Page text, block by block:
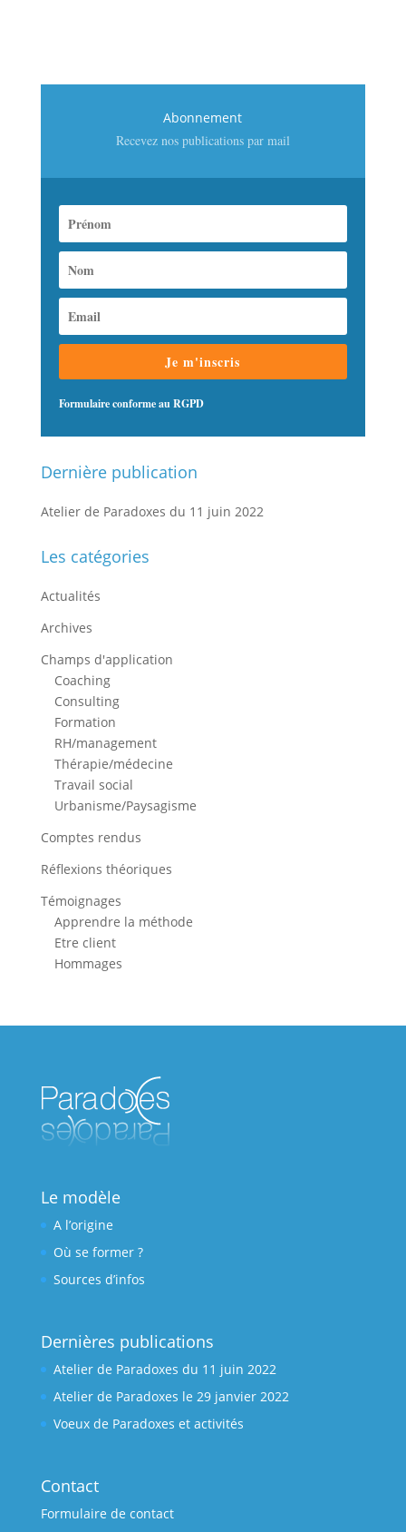
Abonnement
Recevez nos publications par mail
Je m'inscris
Formulaire conforme au RGPD
Dernière publication
Atelier de Paradoxes du 11 juin 2022
Les catégories
Actualités
Archives
Champs d'application
Coaching
Consulting
Formation
RH/management
Thérapie/médecine
Travail social
Urbanisme/Paysagisme
Comptes rendus
Réflexions théoriques
Témoignages
Apprendre la méthode
Etre client
Hommages
Le modèle
A l’origine
Où se former ?
Sources d’infos
Dernières publications
Atelier de Paradoxes du 11 juin 2022
Atelier de Paradoxes le 29 janvier 2022
Voeux de Paradoxes et activités
Contact
Formulaire de contact